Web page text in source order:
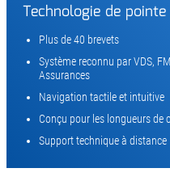
Technologie de pointe
Plus de 40 brevets
Système reconnu par VDS,
Assurances
Navigation tactile et intuitive
Conçu pour les longueurs de
Support technique à distance